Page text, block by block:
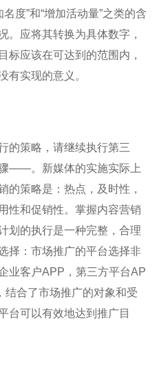
度”和“增加活动量”之类的含
。应将其转换为具体数字，
标应该在可达到的范围内，
有实现的意义。
的策略，请继续执行第三
——。新媒体的实施实际上
的策略是：热点，及时性，
性和促销性。掌握内容营销
划的执行是一种完整，合理
择：市场推广的平台选择非
业客户APP，第三方平台AP
结合了市场推广的对象和受
台可以有效地达到推广目